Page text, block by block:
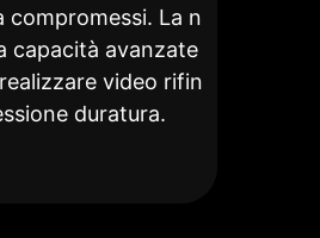
compromessi. La n
capacità avanzate
video rifin
duratura.